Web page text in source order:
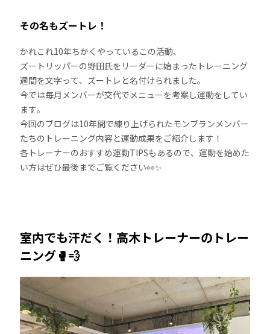
その名もズートレ！
かれこれ10年ちかくやっているこの活動、
ズートリッパーの野田氏をリーダーに始まったトレーニング
週間を文字って、ズートレと名付けられました。
今では毎月メンバーが交代でメニューを考案し運動をしてい
ます。
今回のブログは10年間で練り上げられたモンブランメンバー
たちのトレーニング内容と運動成果をご紹介します！
各トレーナーのおすすめ運動TIPSもあるので、運動を始めた
い方はぜひ最後までご覧ください👀✨
室内でも汗だく！高木トレーナーのトレー
ニング🥊💨